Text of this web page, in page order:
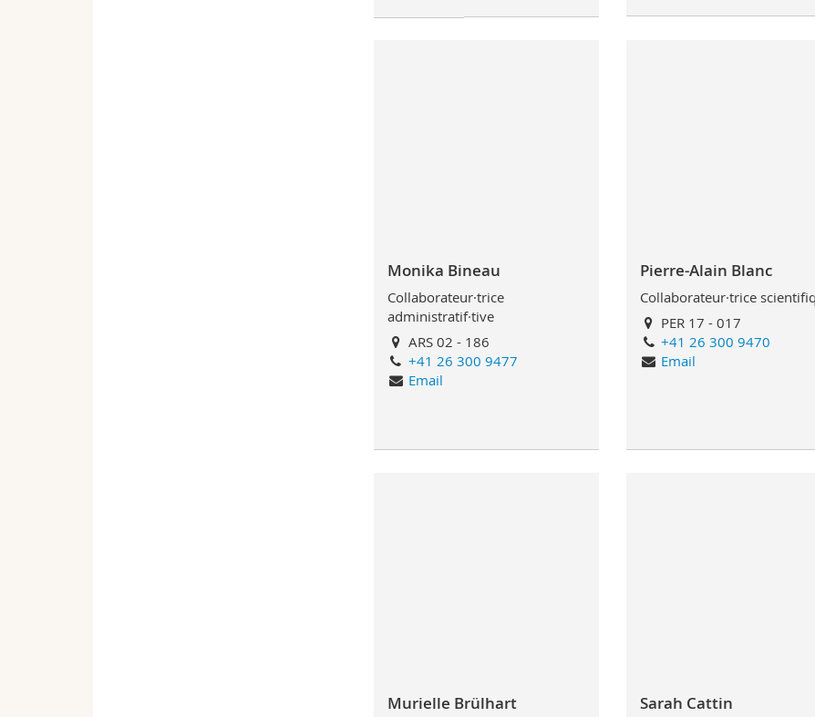
Monika Bineau
Collaborateur·trice
administratif·tive
ARS 02 - 186
+41 26 300 9477
Email
Pierre-Alain Blanc
Collaborateur·trice
PER 17 - 017
+41 26 300 9470
Email
Murielle Brülhart Sarah Cattin